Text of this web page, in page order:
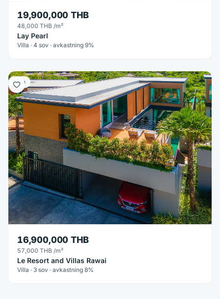
19,900,000 THB
48,000 THB /m²
Lay Pearl
Villa · 4 sov · avkastning 9%
Villa
16,900,000 THB
57,000 THB /m²
Le Resort and Villas Rawai
Villa · 3 sov · avkastning 8%